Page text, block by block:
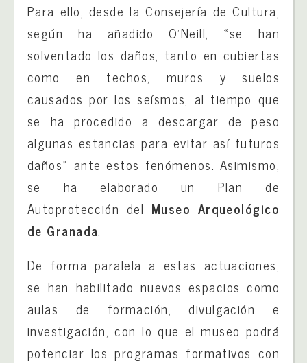
Para ello, desde la Consejería de Cultura,
según ha añadido O’Neill, «se han
solventado los daños, tanto en cubiertas
como en techos, muros y suelos
causados por los seísmos, al tiempo que
se ha procedido a descargar de peso
algunas estancias para evitar así futuros
daños» ante estos fenómenos. Asimismo,
se ha elaborado un Plan de
Autoprotección del Museo Arqueológico
de Granada.
De forma paralela a estas actuaciones,
se han habilitado nuevos espacios como
aulas de formación, divulgación e
investigación, con lo que el museo podrá
potenciar los programas formativos con